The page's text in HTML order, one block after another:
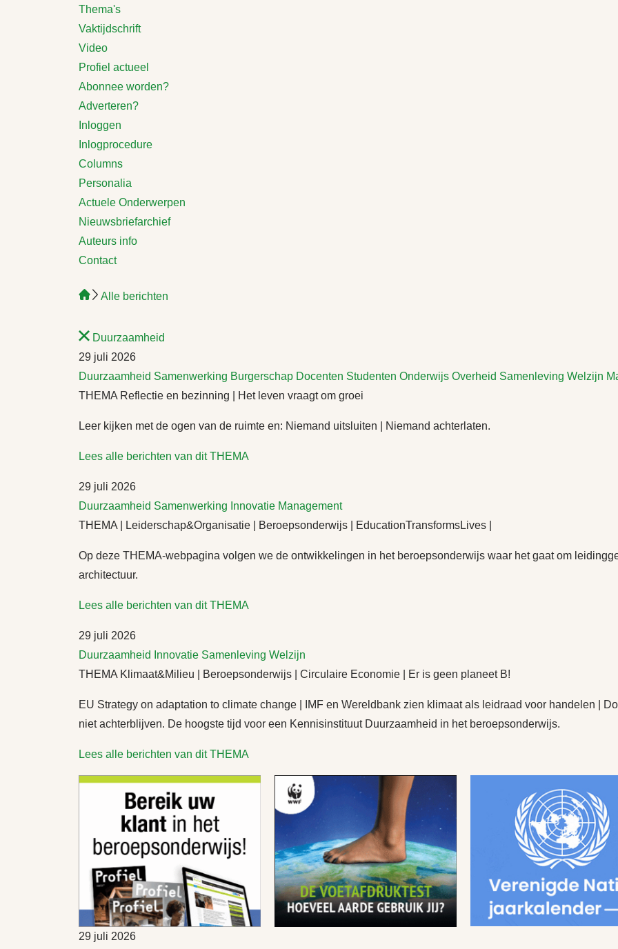
Thema's
Vaktijdschrift
Video
Profiel actueel
Abonnee worden?
Adverteren?
Inloggen
Inlogprocedure
Columns
Personalia
Actuele Onderwerpen
Nieuwsbriefarchief
Auteurs info
Contact
Alle berichten
Duurzaamheid
29 juli 2026
Duurzaamheid Samenwerking Burgerschap Docenten Studenten Onderwijs Overheid Samenleving Welzijn
THEMA Reflectie en bezinning | Het leven vraagt om groei
Leer kijken met de ogen van de ruimte en: Niemand uitsluiten | Niemand achterlaten.
Lees alle berichten van dit THEMA
29 juli 2026
Duurzaamheid Samenwerking Innovatie Management
THEMA | Leiderschap&Organisatie | Beroepsonderwijs | EducationTransformsLives |
Op deze THEMA-webpagina volgen we de ontwikkelingen in het beroepsonderwijs waar het gaat om
architectuur.
Lees alle berichten van dit THEMA
29 juli 2026
Duurzaamheid
Innovatie Samenleving Welzijn
THEMA Klimaat&Milieu | Beroepsonderwijs | Circulaire Economie | Er is geen planeet B!
EU Strategy on adaptation to climate change | IMF en Wereldbank zien klimaat als leidraad voor handelen |
niet achterblijven. De hoogste tijd voor een Kennisinstituut Duurzaamheid in het beroepsonderwijs.
Lees alle berichten van dit THEMA
29 juli 2026